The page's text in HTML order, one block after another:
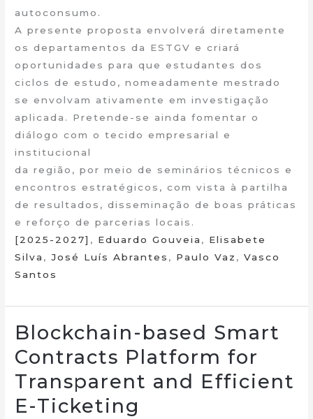
autoconsumo.
A presente proposta envolverá diretamente
os departamentos da ESTGV e criará
oportunidades para que estudantes dos
ciclos de estudo, nomeadamente mestrado
se envolvam ativamente em investigação
aplicada. Pretende-se ainda fomentar o
diálogo com o tecido empresarial e
institucional
da região, por meio de seminários técnicos e
encontros estratégicos, com vista à partilha
de resultados, disseminação de boas práticas
e reforço de parcerias locais.
[2025-2027] , Eduardo Gouveia , Elisabete
Silva ,José Luís Abrantes , Paulo Vaz ,Vasco
Santos
Blockchain-based Smart
Contracts Platform for
Transparent and Efficient
E-Ticketing